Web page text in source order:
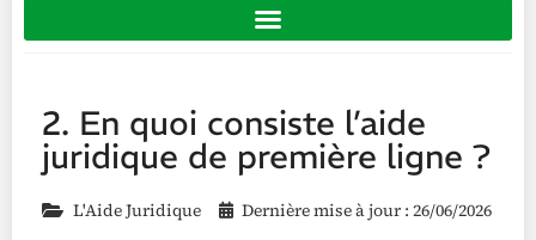
2. En quoi consiste l’aide
juridique de première ligne ?
L'Aide Juridique Dernière mise à jour : 26/06/2026